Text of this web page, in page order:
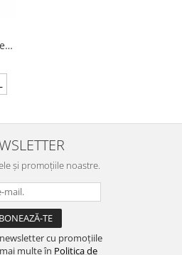
și promoțiile noastre.
cu promoțiile
multe în Politica de